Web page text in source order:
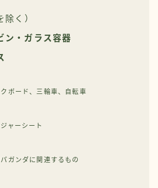
除く）
ン・ガラス容器
ボード、三輪車、自転車
ャーシート
ガンダに関連するもの